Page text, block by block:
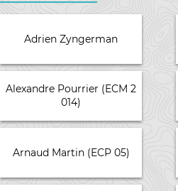
Adrien Zyngerman
Alexandre Pourrier (ECM 2
014)
Arnaud Martin (ECP 05)